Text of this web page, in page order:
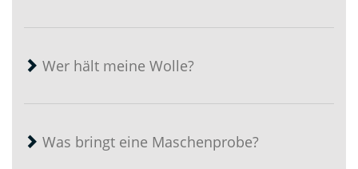
Wer hält meine Wolle?
Was bringt eine Maschenprobe?